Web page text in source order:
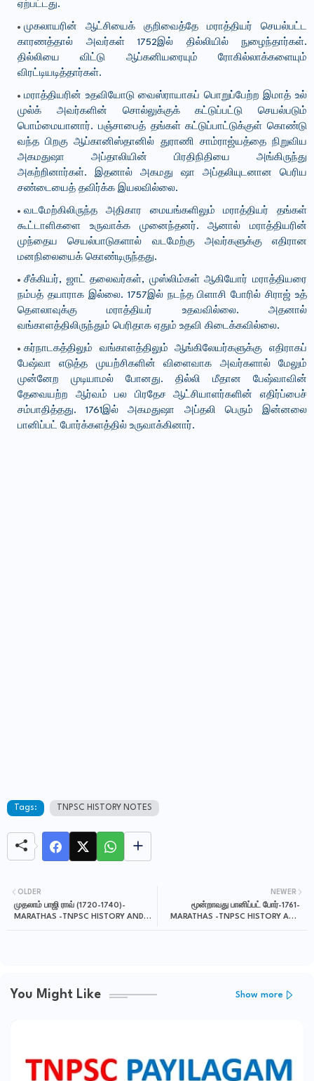
ஏற்பட்டது.
முகலாயரின் ஆட்சியைக் குறிவைத்தே மராத்தியர் செயல்பட்ட
காரணத்தால் அவர்கள் 1752இல் தில்லியில் நுழைந்தார்கள்.
தில்லியை விட்டு ஆப்கனியரையும் ரோகில்லாக்களையும்
விரட்டியடித்தார்கள்.
மராத்தியரின் உதவியோடு வைஸ்ராயாகப் பொறுப்பேற்ற இமாத் உல்
முல்க் அவர்களின் சொல்லுக்குக் கட்டுப்பட்டு செயல்படும்
பொம்மையானார். பஞ்சாபைத் தங்கள் கட்டுப்பாட்டுக்குள் கொண்டு
வந்த பிறகு ஆப்கானிஸ்தானில் துராணி சாம்ராஜ்யத்தை நிறுவிய
அகமதுஷா அப்தாலியின் பிரதிநிதியை அங்கிருந்து
அகற்றினார்கள். இதனால் அகமது ஷா அப்தலியுடனான பெரிய
சண்டையைத் தவிர்க்க இயலவில்லை.
வடமேற்கிலிருந்த அதிகார மையங்களிலும் மராத்தியர் தங்கள்
கூட்டாளிகளை உருவாக்க முனைந்தனர். ஆனால் மராத்தியரின்
முந்தைய செயல்பாடுகளால் வடமேற்கு அவர்களுக்கு எதிரான
மனநிலையைக் கொண்டிருந்தது.
சீக்கியர், ஜாட் தலைவர்கள், முஸ்லிம்கள் ஆகியோர் மராத்தியரை
நம்பத் தயாராக இல்லை. 1757இல் நடந்த பிளாசி போரில் சிராஜ் உத்
தௌலாவுக்கு மராத்தியர் உதவவில்லை. அதனால்
வங்காளத்திலிருந்தும் பெரிதாக ஏதும் உதவி கிடைக்கவில்லை.
கர்நாடகத்திலும் வங்காளத்திலும் ஆங்கிலேயர்களுக்கு எதிராகப்
பேஷ்வா எடுத்த முயற்சிகளின் விளைவாக அவர்களால் மேலும்
முன்னேற முடியாமல் போனது. தில்லி மீதான பேஷ்வாவின்
தேவையற்ற ஆர்வம் பல பிரதேச ஆட்சியாளர்களின் எதிர்ப்பைச்
சம்பாதித்தது. 1761இல் அகமதுஷா அப்தலி பெரும் இன்னலை
பானிப்பட் போர்க்களத்தில் உருவாக்கினார்.
Tags: TNPSC HISTORY NOTES
NEWER
மூன்றாவது பானிப்பட் போர்-1761-
MARATHAS -TNPSC HISTORY AND
OLDER
முதலாம் பாஜி ராவ் (1720-1740)-
MARATHAS -TNPSC HISTORY AND
You Might Like Show more